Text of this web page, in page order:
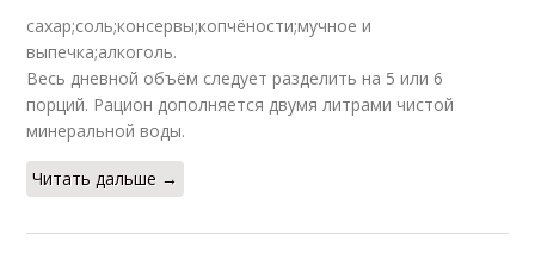
сахар;соль;консервы;копчёности;мучное и
выпечка;алкоголь.
Весь дневной объём следует разделить на 5 или 6
порций. Рацион дополняется двумя литрами чистой
минеральной воды.
Читать дальше →